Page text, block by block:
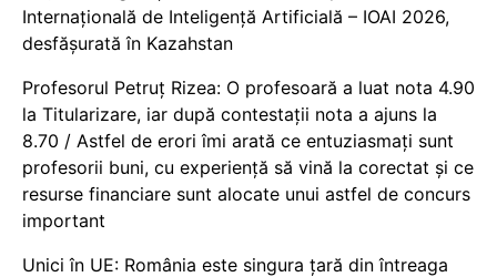
Internațională de Inteligență Artificială – IOAI 2026,
desfășurată în Kazahstan
Profesorul Petruț Rizea: O profesoară a luat nota 4.90
la Titularizare, iar după contestații nota a ajuns la
8.70 / Astfel de erori îmi arată ce entuziasmați sunt
profesorii buni, cu experiență să vină la corectat și ce
resurse financiare sunt alocate unui astfel de concurs
important
Unici în UE: România este singura țară din întreaga